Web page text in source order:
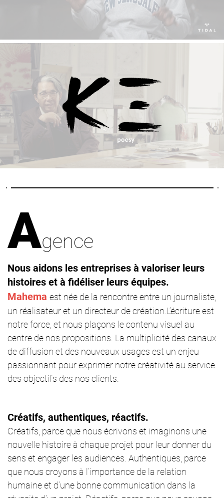
Agence
Nous aidons les entreprises à valoriser leurs
histoires et à fidéliser leurs équipes.
Mahema est née de la rencontre entre un journaliste,
un réalisateur et un directeur de création. L’écriture est
notre force, et nous plaçons le contenu visuel au
centre de nos propositions. La multiplicité des canaux
de diffusion et des nouveaux usages est un enjeu
passionnant pour exprimer notre créativité au service
des objectifs des nos clients.
Créatifs, authentiques, réactifs.
Créatifs, parce que nous écrivons et imaginons une
nouvelle histoire à chaque projet pour leur donner du
sens et engager les audiences. Authentiques, parce
que nous croyons à l’importance de la relation
humaine et d’une bonne communication dans la